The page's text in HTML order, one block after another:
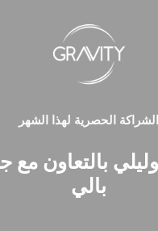
الشراكة الحصرية لهذا الشهر
بالتعاون مع
بالي